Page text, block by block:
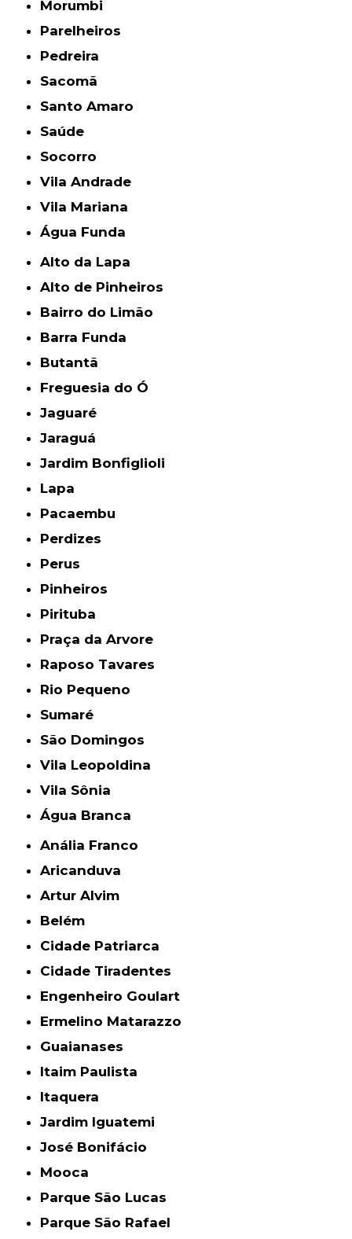
Morumbi
Parelheiros
Pedreira
Sacomã
Santo Amaro
Saúde
Socorro
Vila Andrade
Vila Mariana
Água Funda
Alto da Lapa
Alto de Pinheiros
Bairro do Limão
Barra Funda
Butantã
Freguesia do Ó
Jaguaré
Jaraguá
Jardim Bonfiglioli
Lapa
Pacaembu
Perdizes
Perus
Pinheiros
Pirituba
Praça da Arvore
Raposo Tavares
Rio Pequeno
Sumaré
São Domingos
Vila Leopoldina
Vila Sônia
Água Branca
Anália Franco
Aricanduva
Artur Alvim
Belém
Cidade Patriarca
Cidade Tiradentes
Engenheiro Goulart
Ermelino Matarazzo
Guaianases
Itaim Paulista
Itaquera
Jardim Iguatemi
José Bonifácio
Mooca
Parque São Lucas
Parque São Rafael